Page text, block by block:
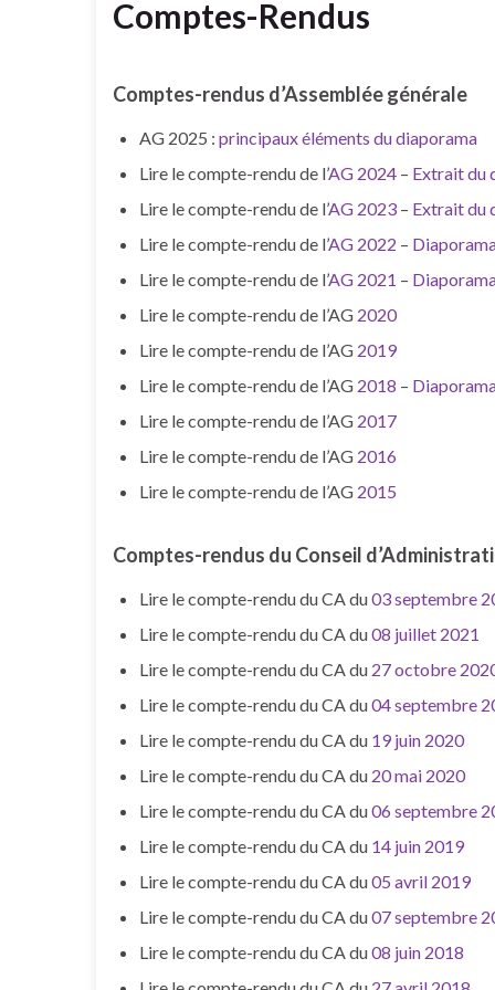
Comptes-Rendus
Comptes-rendus d’Assemblée générale
AG 2025 : principaux éléments du diaporama
Lire le compte-rendu de l’AG 2024 – Extrait du
Lire le compte-rendu de l’AG 2023 – Extrait du
Lire le compte-rendu de l’AG 2022 –
Lire le compte-rendu de l’AG 2021 –
Lire le compte-rendu de l’AG 2020
Lire le compte-rendu de l’AG 2019
Lire le compte-rendu de l’AG 2018 –
Lire le compte-rendu de l’AG 2017
Lire le compte-rendu de l’AG 2016
Lire le compte-rendu de l’AG 2015
Comptes-rendus du Conseil
Lire le compte-rendu du CA du03 septembre
Lire le compte-rendu du CA du08 juillet 2021
Lire le compte-rendu du CA du 27 octobre
Lire le compte-rendu du CA du04 septembre
Lire le compte-rendu du CA du 19 juin 2020
Lire le compte-rendu du CA du 20 mai 2020
Lire le compte-rendu du CA du06 septembre
Lire le compte-rendu du CA du 14 juin 2019
Lire le compte-rendu du CA du05 avril 2019
Lire le compte-rendu du CA du07 septembre
Lire le compte-rendu du CA du08 juin 2018